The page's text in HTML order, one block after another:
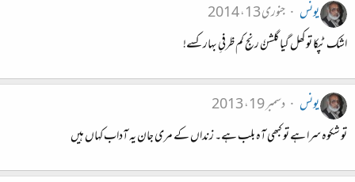
یونس
جنوری 13، 2014
اشک ٹپکا تو کھل گیا گلشنٗ رنجِ کم ظرفیِ بہار کسے!
یونس
دسمبر 19، 2013
تو شکوہ سرا ہے تو کبھی آہ بلب ہے۔ زنداں کے مری جان یہ آداب کہاں ہیں